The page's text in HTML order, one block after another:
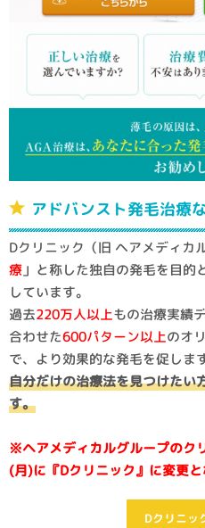
アドバンスト発毛治療
Dクリニック（旧 ヘアメディカ
療」と称した独自の発毛を目的
しています。
過去220万人以上もの治療実績
合わせた600パターン以上のオ
で、より効果的な発毛を促しま
自分だけの治療法を見つけたい
す。
※ヘアメディカルグループのク
(月)に『Dクリニック』に変更と
Dクリニッ